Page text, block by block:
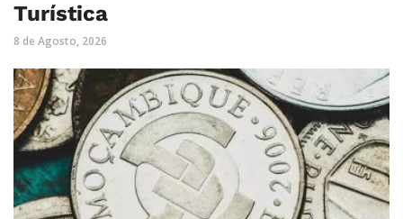
Turística
8 de Agosto, 2026